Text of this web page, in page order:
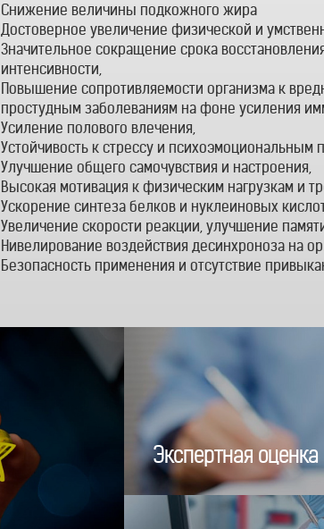
Снижение величины подкожного жира
Достоверное увеличение физической и
Значительное сокращение срока
интенсивности,
Повышение сопротивляемости организма к
простудным заболеваниям на фоне усиления
Усиление полового влечения,
Устойчивость к стрессу и психоэмоциональным
Улучшение общего самочувствия и настроения,
Высокая мотивация к физическим нагрузкам и
Ускорение синтеза белков и нуклеиновых
Увеличение скорости реакции, улучшение
Нивелирование воздействия десинхроноза на
Безопасность применения и отсутствие
Экспертная оценка